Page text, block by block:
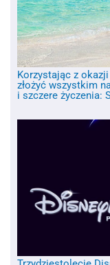
Korzystając z
złożyć wszystkim
i szczere życzenia: